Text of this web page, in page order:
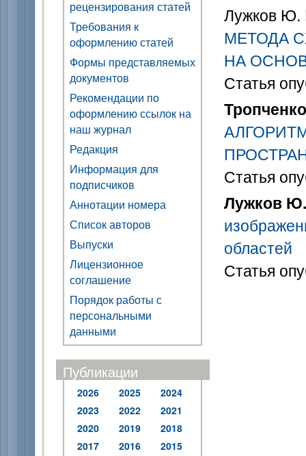
рецензирования статей
Требования к
оформлению статей
Формы представляемых
документов
Рекомендации по
оформлению ссылок на
наш журнал
Редакция
Информация для
подписчиков
Аннотации номера
Список авторов
Выпуски
Лицензионное
соглашение
Порядок работы с
персональными
данными
Публикации
2026 2025
2024
2023
2022
2021
2020
2019
2018
2017
2016
2015
Лужков Ю.
МЕТОДА
НА
Статья
Статья
Лужков
областей
Статья